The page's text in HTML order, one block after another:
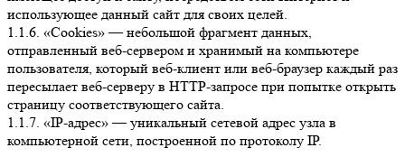
использующее данный сайт для своих целей.
1.1.6. «Cookies» — небольшой фрагмент данных,
отправленный веб-сервером и хранимый на компьютере
пользователя, который веб-клиент или веб-браузер каждый раз
пересылает веб-серверу в HTTP-запросе при попытке открыть
страницу соответствующего сайта.
1.1.7. «IP-адрес» — уникальный сетевой адрес узла в
компьютерной сети, построенной по протоколу IP.